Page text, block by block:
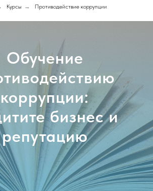
Курсы → Противодействие коррупции
Обучение
коррупции:
бизнес и
репутацию